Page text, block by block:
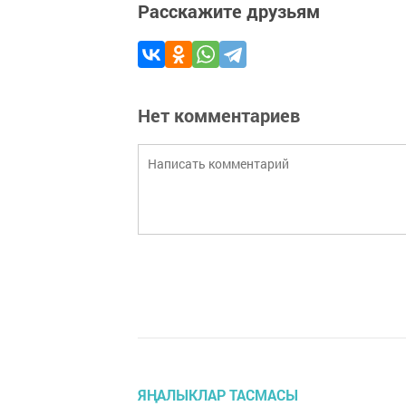
Расскажите друзьям
Нет комментариев
ЯҢАЛЫКЛАР ТАСМАСЫ